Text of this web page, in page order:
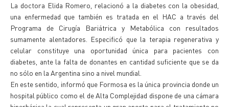
La doctora Elida Romero, relacionó a la diabetes con la obesidad,
una enfermedad que también es tratada en el HAC a través del
Programa de Cirugía Bariátrica y Metabólica con resultados
sumamente alentadores. Especificó que la terapia regenerativa y
celular constituye una oportunidad única para pacientes con
diabetes, ante la falta de donantes en cantidad suficiente que se da
no sólo en la Argentina sino a nivel mundial.
En este sentido, informó que Formosa es la única provincia donde un
hospital público como el de Alta Complejidad dispone de una cámara